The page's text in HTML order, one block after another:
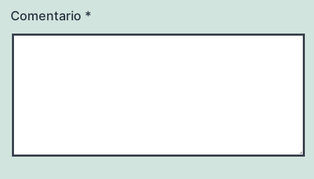
Comentario *